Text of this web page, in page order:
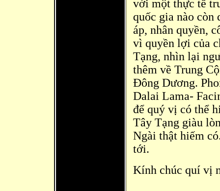
với một thực tế
quốc gia nào còn
áp, nhân quyền,
vì quyền lợi của
Tạng, nhìn lại
thêm về Trung
Đông Dương.
Dalai Lama-
để quý vị có thể
Tây Tạng giàu
Ngài thật hiếm
tới.
Kính chúc quí vị